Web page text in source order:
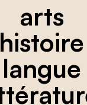
arts
histoire
langue